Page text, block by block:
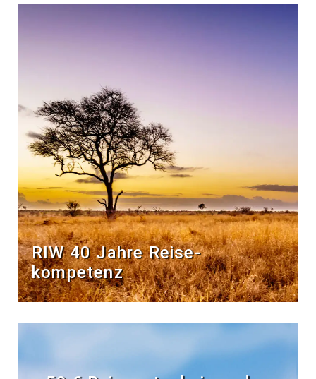
RIW 40 Jahre Reise­
kompetenz